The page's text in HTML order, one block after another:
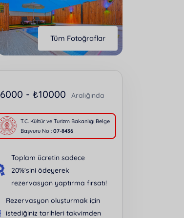
Tüm Fotoğraflar
6000 - ₺10000 Aralığında
T.C. Kültür ve Turizm Bakanlığı Belge
Başvuru No :07-8436
Toplam ücretin sadece
20%'sini ödeyerek
rezervasyon yaptırma fırsatı!
Rezervasyon oluşturmak için
istediğiniz tarihleri takvimden